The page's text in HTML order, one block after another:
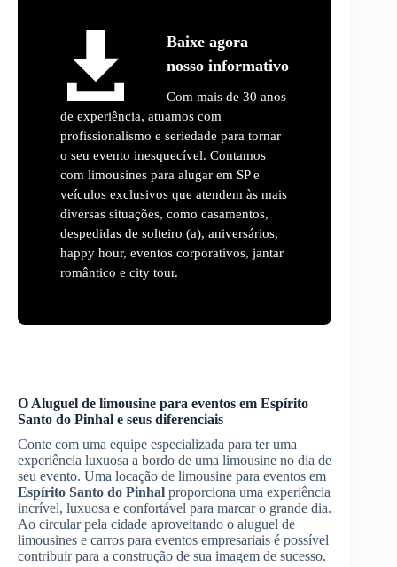
Baixe agora
nosso informativo
Com mais de 30 anos
de experiência, atuamos com
profissionalismo e seriedade para tornar
o seu evento inesquecível. Contamos
com limousines para alugar em SP e
veículos exclusivos que atendem às mais
diversas situações, como casamentos,
despedidas de solteiro (a), aniversários,
happy hour, eventos corporativos, jantar
romântico e city tour.
O Aluguel de limousine para eventos em Espírito
Santo do Pinhal e seus diferenciais
Conte com uma equipe especializada para ter uma
experiência luxuosa a bordo de uma limousine no dia de
seu evento. Uma locação de limousine para eventos em
Espírito Santo do Pinhal proporciona uma experiência
incrível, luxuosa e confortável para marcar o grande dia.
Ao circular pela cidade aproveitando o aluguel de
limousines e carros para eventos empresariais é possível
contribuir para a construção de sua imagem de sucesso.